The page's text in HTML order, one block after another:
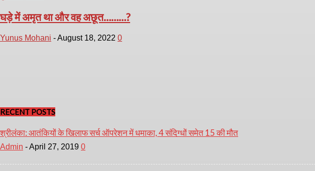
घड़े में अमृत था और वह अछूत………?
Yunus Mohani -August 18, 2022 0
RECENT POSTS
श्रीलंका: आतंकियों के खिलाफ सर्च ऑपरेशन में धमाका, 4 संदिग्धों समेत 15 की मौत
Admin -April 27, 2019 0